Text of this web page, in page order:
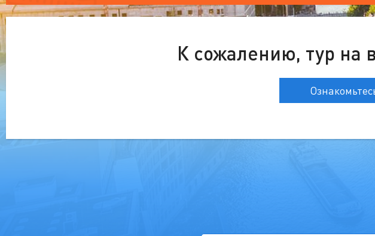
К сожалению, тур на